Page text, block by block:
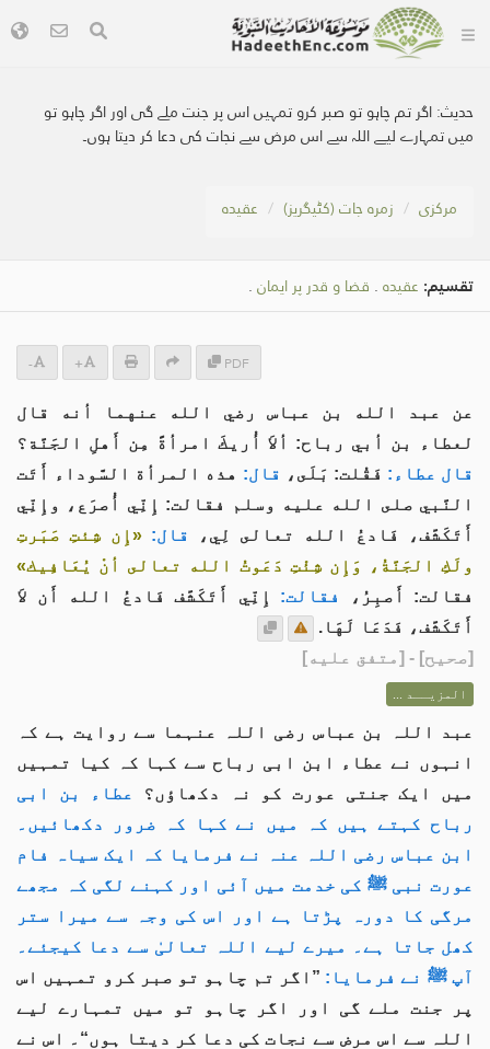
حدیث:اگر تم چاہو تو صبر کرو تمہیں اس پر جنت ملے گی اور اگر چاہو تو
میں تمہارے لیے اللہ سے اس مرض سے نجات کی دعا کر دیتا ہوں۔
مرکزی زمرہ جات (کٹیگریز) عقیدہ
تقسیم: عقیدہ . قضا و قدر پر ایمان .
PDF
+
-
عن عبد الله بن عباس رضي الله عنهما أنه قال
لعطاء بن أبي رباح: ألاَ أُريكَ امرأةً مِن أَهلِ الجَنَّة؟
قال عطاء: فَقُلت: بَلَى، قال: هذه المرأة السَّوداء أَتَت
النَّبي صلى الله عليه وسلم فقالت: إِنِّي أُصرَع، وإِنِّي
أَتَكَشَّف، فَادعُ الله تعالى لِي،
قال: «إِن شِئتِ صَبَرتِ
ولَكِ الجَنَّةُ، وَإِن شِئْتِ دَعَوتُ الله تعالى أنْ يُعَافِيك»
فقالت: أَصبِرُ،
فقالت: إِنِّي أَتَكَشَّف فَادعُ الله أَن لاَ
أَتَكَشَّف، فَدَعَا لَهَا.
[صحيح] - [متفق عليه]
المزيــد ...
عبد اللہ بن عباس رضی اللہ عنہما سے روایت ہے کہ
انہوں نے عطاء ابن ابی رباح سے کہا کہ کیا تمہیں
میں ایک جنتی عورت کو نہ دکھاؤں؟
عطاء بن ابی
رباح کہتے ہیں کہ میں نے کہا کہ ضرور دکھائیں۔
ابن عباس رضی اللہ عنہ نے فرمایا کہ ایک سیاہ فام
عورت نبی ﷺ کی خدمت میں آئی اور کہنے لگی کہ مجھے
مرگی کا دورہ پڑتا ہے اور اس کی وجہ سے میرا ستر
کھل جاتا ہے۔ میرے لیے اللہ تعالیٰ سے دعا کیجئے۔
آپ ﷺ نے فرمایا: ”اگر تم چاہو تو صبر کرو تمہیں اس
پر جنت ملے گی اور اگر چاہو تو میں تمہارے لیے
اللہ سے اس مرض سے نجات کی دعا کر دیتا ہوں“۔ اس نے